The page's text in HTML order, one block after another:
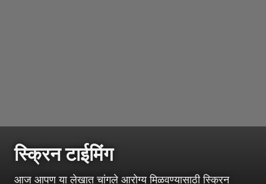
स्क्रिन टाईमिंग
आज आपण या लेखात चांगले आरोग्य मिळवण्यासाठी स्क्रिन